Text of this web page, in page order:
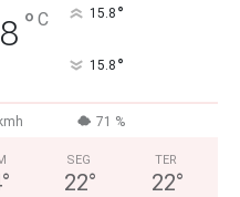
° C 15.8 °
15.8 °
71 %
°
SEG
22°
TER
22°